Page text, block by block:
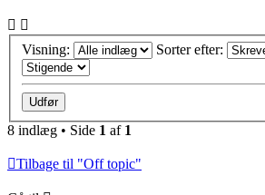
Visning: Sorter efter:
8 indlæg • Side 1 af 1
Tilbage til "Off topic"